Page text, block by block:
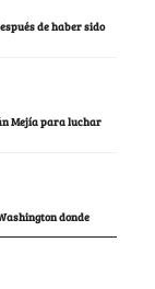
de haber sido
Mejía para luchar
donde